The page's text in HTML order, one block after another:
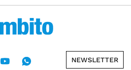
NEWSLETTER